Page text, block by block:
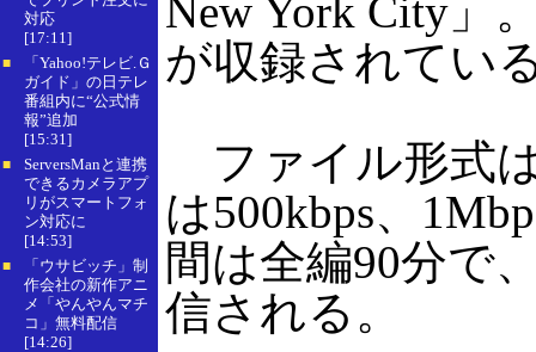
対応
[17:11]
■
「Yahoo!テレビ.Ｇ
ガイド」の日テレ
番組内に“公式情
報”追加
[15:31]
■
ServersManと連携
できるカメラアプ
リがスマートフォ
ン対応に
[14:53]
■
「ウサビッチ」制
作会社の新作アニ
メ「やんやんマチ
コ」無料配信
[14:26]
New York City」
が収録されてい
ファイル形式
は500kbps、
間は全編90分で
信される。